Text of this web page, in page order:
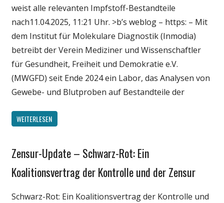
weist alle relevanten Impfstoff-Bestandteile
nach11.04.2025, 11:21 Uhr. >b’s weblog – https: – Mit
dem Institut für Molekulare Diagnostik (Inmodia)
betreibt der Verein Mediziner und Wissenschaftler
für Gesundheit, Freiheit und Demokratie e.V.
(MWGFD) seit Ende 2024 ein Labor, das Analysen von
Gewebe- und Blutproben auf Bestandteile der
WEITERLESEN
Gesellschaft
Wirtschaft
Zensur-Update – Schwarz-Rot: Ein
Koalitionsvertrag der Kontrolle und der Zensur
Schwarz-Rot: Ein Koalitionsvertrag der Kontrolle und